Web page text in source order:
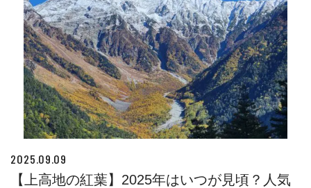
2025.09.09
【上高地の紅葉】2025年はいつが見頃？人気